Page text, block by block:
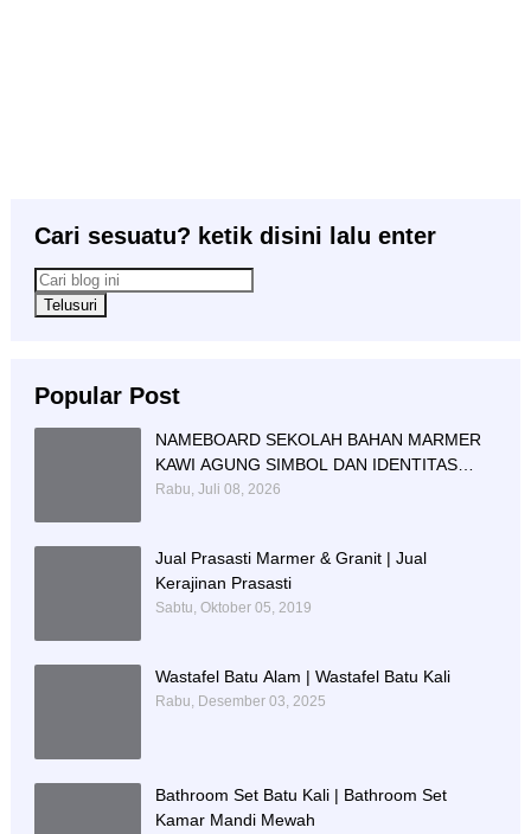
Cari sesuatu? ketik disini lalu enter
Popular Post
NAMEBOARD SEKOLAH BAHAN MARMER
KAWI AGUNG SIMBOL DAN IDENTITAS
PENDIDIKAN
Rabu, Juli 08, 2026
Jual Prasasti Marmer & Granit | Jual
Kerajinan Prasasti
Sabtu, Oktober 05, 2019
Wastafel Batu Alam | Wastafel Batu Kali
Rabu, Desember 03, 2025
Bathroom Set Batu Kali | Bathroom Set
Kamar Mandi Mewah